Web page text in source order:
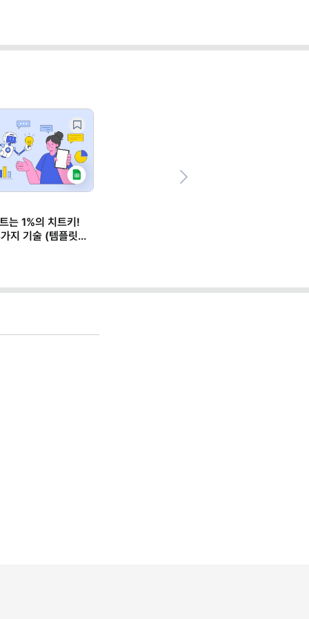
는 1%의 치트키!
지 기술 (템플릿